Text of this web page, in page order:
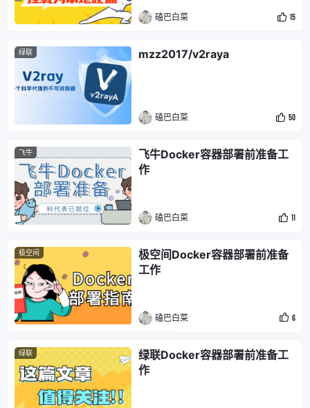
磕巴白菜 15
绿联 mzz2017/v2raya
磕巴白菜 50
飞牛
飞牛Docker容器部署前准备工
作
磕巴白菜 11
极空间
极空间Docker容器部署前准备
工作
磕巴白菜 6
绿联
绿联Docker容器部署前准备工
作